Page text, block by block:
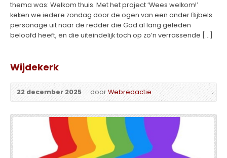
thema was: Welkom thuis. Met het project ‘Wees welkom!’
keken we iedere zondag door de ogen van een ander Bijbels
personage uit naar de redder die God al lang geleden
beloofd heeft, en die uiteindelijk toch op zo’n verrassende […]
Wijdekerk
22 december 2025 doorWebredactie